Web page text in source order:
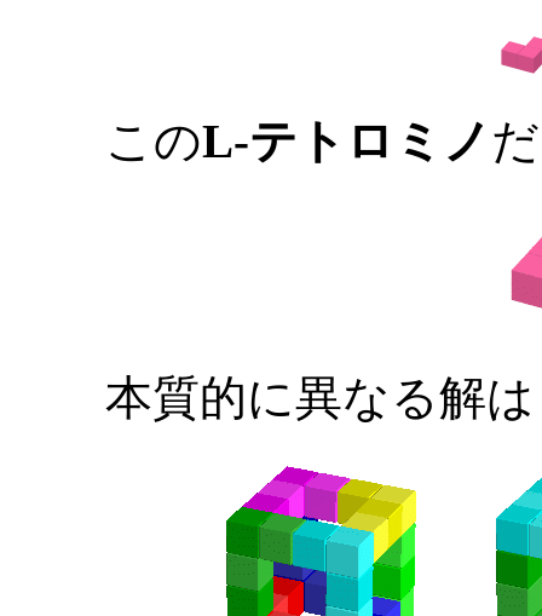
このL-テトロミノ
本質的に異なる解